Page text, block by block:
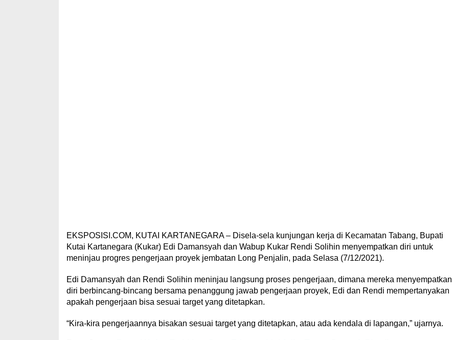
EKSPOSISI.COM, KUTAI KARTANEGARA – Disela-sela kunjungan kerja di Kecamatan Tabang, Bupati
Kutai Kartanegara (Kukar) Edi Damansyah dan Wabup Kukar Rendi Solihin menyempatkan diri untuk
meninjau progres pengerjaan proyek jembatan Long Penjalin, pada Selasa (7/12/2021).
Edi Damansyah dan Rendi Solihin meninjau langsung proses pengerjaan, dimana mereka menyempatkan
diri berbincang-bincang bersama penanggung jawab pengerjaan proyek, Edi dan Rendi mempertanyakan
apakah pengerjaan bisa sesuai target yang ditetapkan.
“Kira-kira pengerjaannya bisakan sesuai target yang ditetapkan, atau ada kendala di lapangan,” ujarnya.